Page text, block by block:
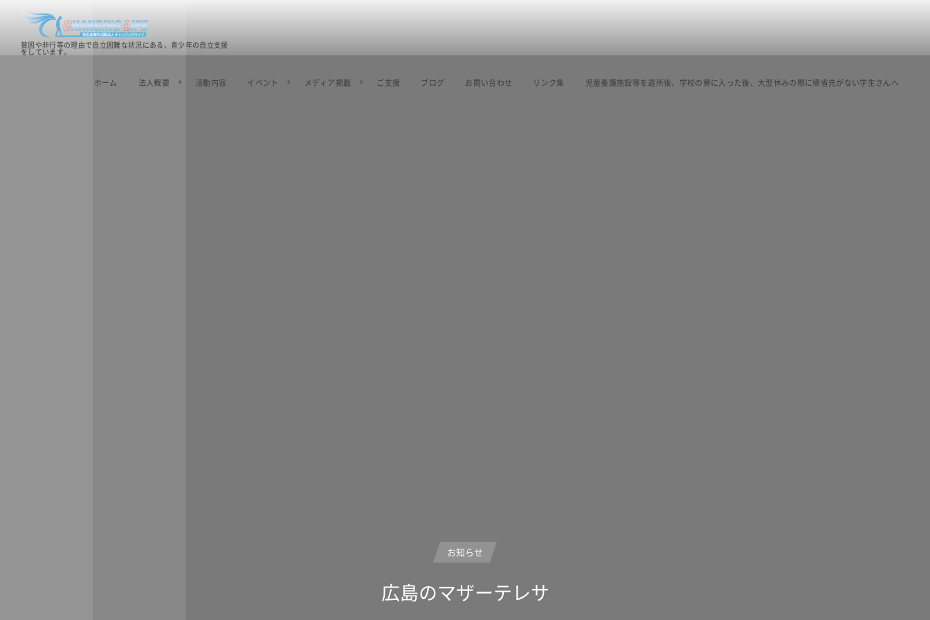
貧困や非行等の理由で自立困難な状況にある、青少年の自立支援
をしています。
ホーム 法人概要 活動内容 イベント メディア掲載 ご支援 ブログ お問い合わせ リンク集 児童養護施設等を退所後、学校の寮に入った後、大型休みの際に帰省先がない学生さんへ
お知らせ
広島のマザーテレサ